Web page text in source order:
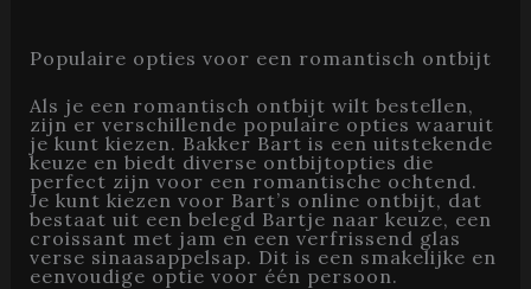
Populaire opties voor een romantisch ontbijt
Als je een romantisch ontbijt wilt bestellen,
zijn er verschillende populaire opties waaruit
je kunt kiezen. Bakker Bart is een uitstekende
keuze en biedt diverse ontbijtopties die
perfect zijn voor een romantische ochtend.
Je kunt kiezen voor Bart’s online ontbijt, dat
bestaat uit een belegd Bartje naar keuze, een
croissant met jam en een verfrissend glas
verse sinaasappelsap. Dit is een smakelijke en
eenvoudige optie voor één persoon.